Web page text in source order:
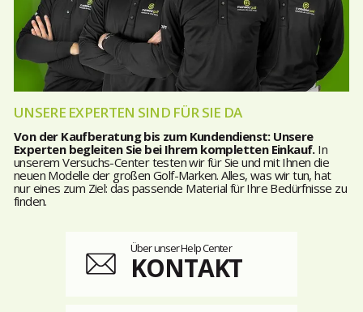
UNSERE EXPERTEN SIND FÜR SIE DA
Von der Kaufberatung bis zum Kundendienst: Unsere
Experten begleiten Sie bei Ihrem kompletten Einkauf.In
unserem Versuchs-Center testen wir für Sie und mit Ihnen die
neuen Modelle der großen Golf-Marken. Alles, was wir tun, hat
nur eines zum Ziel: das passende Material für Ihre Bedürfnisse zu
finden.
Über unser Help Center
KONTAKT